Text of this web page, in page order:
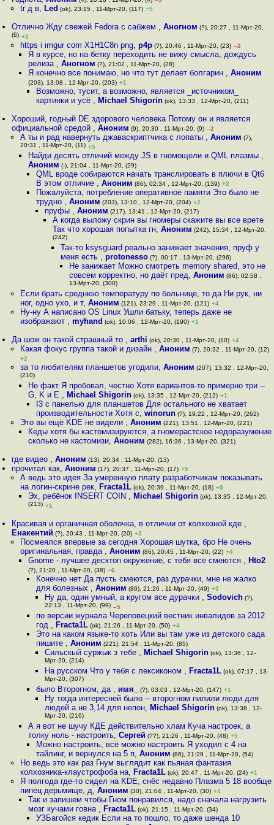
tr д в, Led (ok), 23:15 , 11-Мрт-20, (117) +5
Отлично Жду свежей Fedora с сабжем ,Аногном (?), 20:27 , 11-Мрт-20,
(6) +2
https i imgur com X1H1C8n png, p4p(?), 20:46 , 11-Мрт-20, (23) –2
Я в курсе, но на бетку переходить не вижу смысла, дождусь
релиза , Аногном (?), 21:02 , 11-Мрт-20, (28)
Я конечно все понимаю, но что тут делает болгарин , Аноним
(203), 13:08 , 12-Мрт-20, (203) +1
Возможно, тусит, а возможно, является _источником_
картинки и усё , Michael Shigorin (ok), 13:33 , 12-Мрт-20, (211)
Хороший, годный DE здорового человека Потому он и является
официальной средой ,Аноним (9), 20:30 , 11-Мрт-20, (9) –2
А ты и рад навернуть джаваскриптчика с лопаты , Аноним (7),
20:31 , 11-Мрт-20, (11) +5
Найди десять отличий между JS в гномощели и QML плазмы ,
Аноним (-), 21:04 , 11-Мрт-20, (29)
QML вроде собираются начать транслировать в плючи в Qt6
В этом отличие ,Аноним (86), 02:34 , 12-Мрт-20, (139) +2
Пожалуйста, потребление оперативное памяти Это было не
трудно ,Аноним (203), 13:10 , 12-Мрт-20, (204) +2
пруфы , Аноним (217), 13:41 , 12-Мрт-20, (217)
А когда выложу скрин вы гномеры скажите вы все врете
Так что хорошая попытка гн, Аноним (242), 15:34 , 12-Мрт-20,
(242)
Так-то ksysguard реально занижает значения, пруф у
меня есть ,protonesso (?), 00:17 , 13-Мрт-20, (296)
Не занижает Можно смотреть memory shared, это не
совсем корректно, но даёт пред, Аноним (86), 02:58 ,
13-Мрт-20, (300)
Если брать среднюю температуру по больнице, то да Ни рук, ни
ног, одно ухо, и т, Аноним (121), 23:29 , 11-Мрт-20, (121) +4
Ну-ну А написано OS Linux Ушли батьку, теперь даже не
изображают , myhand (ok), 10:06 , 12-Мрт-20, (190) +1
Да шож он такой страшный то ,arthi (ok), 20:30 , 11-Мрт-20, (10) +4
Какая фокус группа такой и дизайн , Аноним (7), 20:32 , 11-Мрт-20, (12)
+2
за то любителям планшетов угодили, Аноним (207), 13:32 , 12-Мрт-20,
(210)
Не факт Я пробовал, честно Хотя вариантов-то примерно три --
G, K и E , Michael Shigorin(ok), 13:35 , 12-Мрт-20, (212) +1
I3 с панелью для планшетов Для остального не хватает
производительности Хотя с,winorun (?), 19:22 , 12-Мрт-20, (262)
Это вы ещё KDE не видели , Аноним (221), 13:51 , 12-Мрт-20, (221)
Кеды хотя бы кастомизируются, а гномерастское недоразумение
сколько не кастомизи, Аноним (282), 16:36 , 13-Мрт-20, (321)
где видео ,Аноним (13), 20:34 , 11-Мрт-20, (13)
прочитал как,Аноним (17), 20:37 , 11-Мрт-20, (17) +5
А ведь это идея За умеренную плату разработчикам показывать
на логин-скрине рек, Fracta1L(ok), 20:39 , 11-Мрт-20, (18) +9
Эх, ребёнок INSERT COIN , Michael Shigorin(ok), 13:35 , 12-Мрт-20,
(213) +1
Красивая и органичная оболочка, в отличии от колхозной кде ,
Енакентий (?), 20:43 , 11-Мрт-20, (20) +3
Посмеялся впервые за сегодня Хорошая шутка, бро Не очень
оригинальная, правда , Аноним (86), 20:45 , 11-Мрт-20, (22) +4
Gnome - лучшее десктоп окружение, с тебя все смеются , Hto2
(?), 21:20 , 11-Мрт-20, (38) –6
Конечно нет Да пусть смеются, раз дурачки, мне не жалко
для болезных ,Аноним (86), 21:26 , 11-Мрт-20, (49) +3
Ну да, один умный, а кругом все дурачки , Sodovich(?),
22:13 , 11-Мрт-20, (99) –5
по версии журнала Череповецкий вестник инвалидов за 2012
год , Fracta1L (ok), 21:26 , 11-Мрт-20, (50) +4
Это на каком языке-то хоть Или вы там уже из детского сада
пишите ,Аноним (221), 21:54 , 11-Мрт-20, (85)
Сильскый суржык з тебе , Michael Shigorin(ok), 13:36 , 12-
Мрт-20, (214)
На русском Что у тебя с лексиконом , Fracta1L(ok), 07:17 , 13-
Мрт-20, (307)
было Второгном, да , имя_ (?), 03:03 , 12-Мрт-20, (147) +1
Ну тогда интересней было -- второгном пилили люди для
людей а не 3,14 для непон, Michael Shigorin(ok), 13:38 , 12-
Мрт-20, (216)
А я вот не шучу КДЕ действительно хлам Куча настроек, а
толку ноль - настроить, Сергей (??), 21:26 , 11-Мрт-20, (48) +5
Можно настроить, всё можно настроить Я уходил с 4 на
тайлинг, и вернулся на 5 п,Аноним (86), 21:29 , 11-Мрт-20, (54)
Но ведь это как раз Гнум выглядит как пьяная фантазия
колхозника-клаустрофоба на, Fracta1L(ok), 20:47 , 11-Мрт-20, (24) +1
Я полгода где-то сидел на KDE, снёс недавно Плазма 5 18 вообще
пипец дерьмище, д, Аноним (30), 21:04 , 11-Мрт-20, (30) +4
Так и запишем чтобы Гном понравился, надо сначала нагрузить
мозг кучами говна , Fracta1L(ok), 21:15 , 11-Мрт-20, (34)
УЗБагойся кедик Если на то пошло, то даже шенда 10